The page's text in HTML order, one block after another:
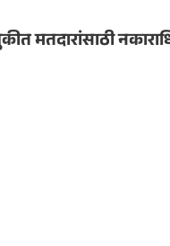
मतदारांसाठी